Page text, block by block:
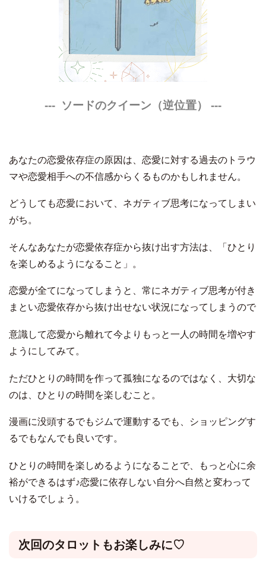
--- ソードのクイーン（逆位置） ---
あなたの恋愛依存症の原因は、恋愛に対する過去のトラウ
マや恋愛相手への不信感からくるものかもしれません。
どうしても恋愛において、ネガティブ思考になってしまい
がち。
そんなあなたが恋愛依存症から抜け出す方法は、「ひとり
を楽しめるようになること」。
恋愛が全てになってしまうと、常にネガティブ思考が付き
まとい恋愛依存から抜け出せない状況になってしまうので
意識して恋愛から離れて今よりもっと一人の時間を増やす
ようにしてみて。
ただひとりの時間を作って孤独になるのではなく、大切な
のは、ひとりの時間を楽しむこと。
漫画に没頭するでもジムで運動するでも、ショッピングす
るでもなんでも良いです。
ひとりの時間を楽しめるようになることで、もっと心に余
裕ができるはず♪恋愛に依存しない自分へ自然と変わって
いけるでしょう。
次回のタロットもお楽しみに♡